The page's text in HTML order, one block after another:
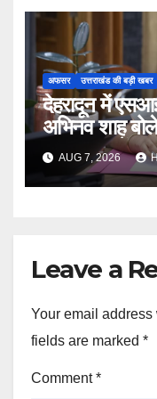
अफसर उत्तराखंड की बड़ी खबर
देहरादून में
अभिनव शाह
साथ पूरा करें
AUG 7, 2026
Leave a
Your email
fields are marked *
Comment*